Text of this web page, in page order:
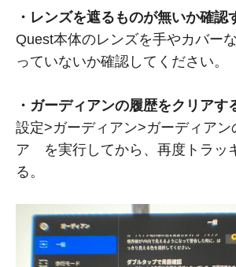
・レンズを遮るものが無いか確認
Quest本体のレンズを手やカバー
っていないか確認してください。
・ガーディアンの履歴をクリアす
設定>ガーディアン>ガーディアン
ア を実行してから、再度トラッ
る。